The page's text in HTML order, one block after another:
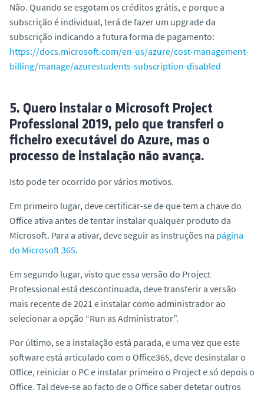
Não. Quando se esgotam os créditos grátis, e porque a
subscrição é individual, terá de fazer um upgrade da
subscrição indicando a futura forma de pagamento:
https://docs.microsoft.com/en-us/azure/cost-management-
billing/manage/azurestudents-subscription-disabled
5. Quero instalar o Microsoft Project
Professional 2019, pelo que transferi o
ficheiro executável do Azure, mas o
processo de instalação não avança.
Isto pode ter ocorrido por vários motivos.
Em primeiro lugar, deve certificar-se de que tem a chave do
Office ativa antes de tentar instalar qualquer produto da
Microsoft. Para a ativar, deve seguir as instruções na página
do Microsoft 365.
Em segundo lugar, visto que essa versão do Project
Professional está descontinuada, deve transferir a versão
mais recente de 2021 e instalar como administrador ao
selecionar a opção “Run as Administrator”.
Por último, se a instalação está parada, e uma vez que este
software está articulado com o Office365, deve desinstalar o
Office, reiniciar o PC e instalar primeiro o Project e só depois o
Office. Tal deve-se ao facto de o Office saber detetar outros